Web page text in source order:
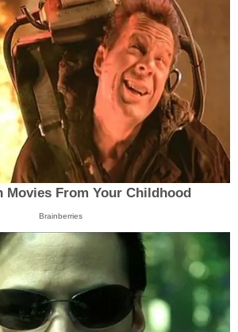
Movies From Your Childhood
Brainberries